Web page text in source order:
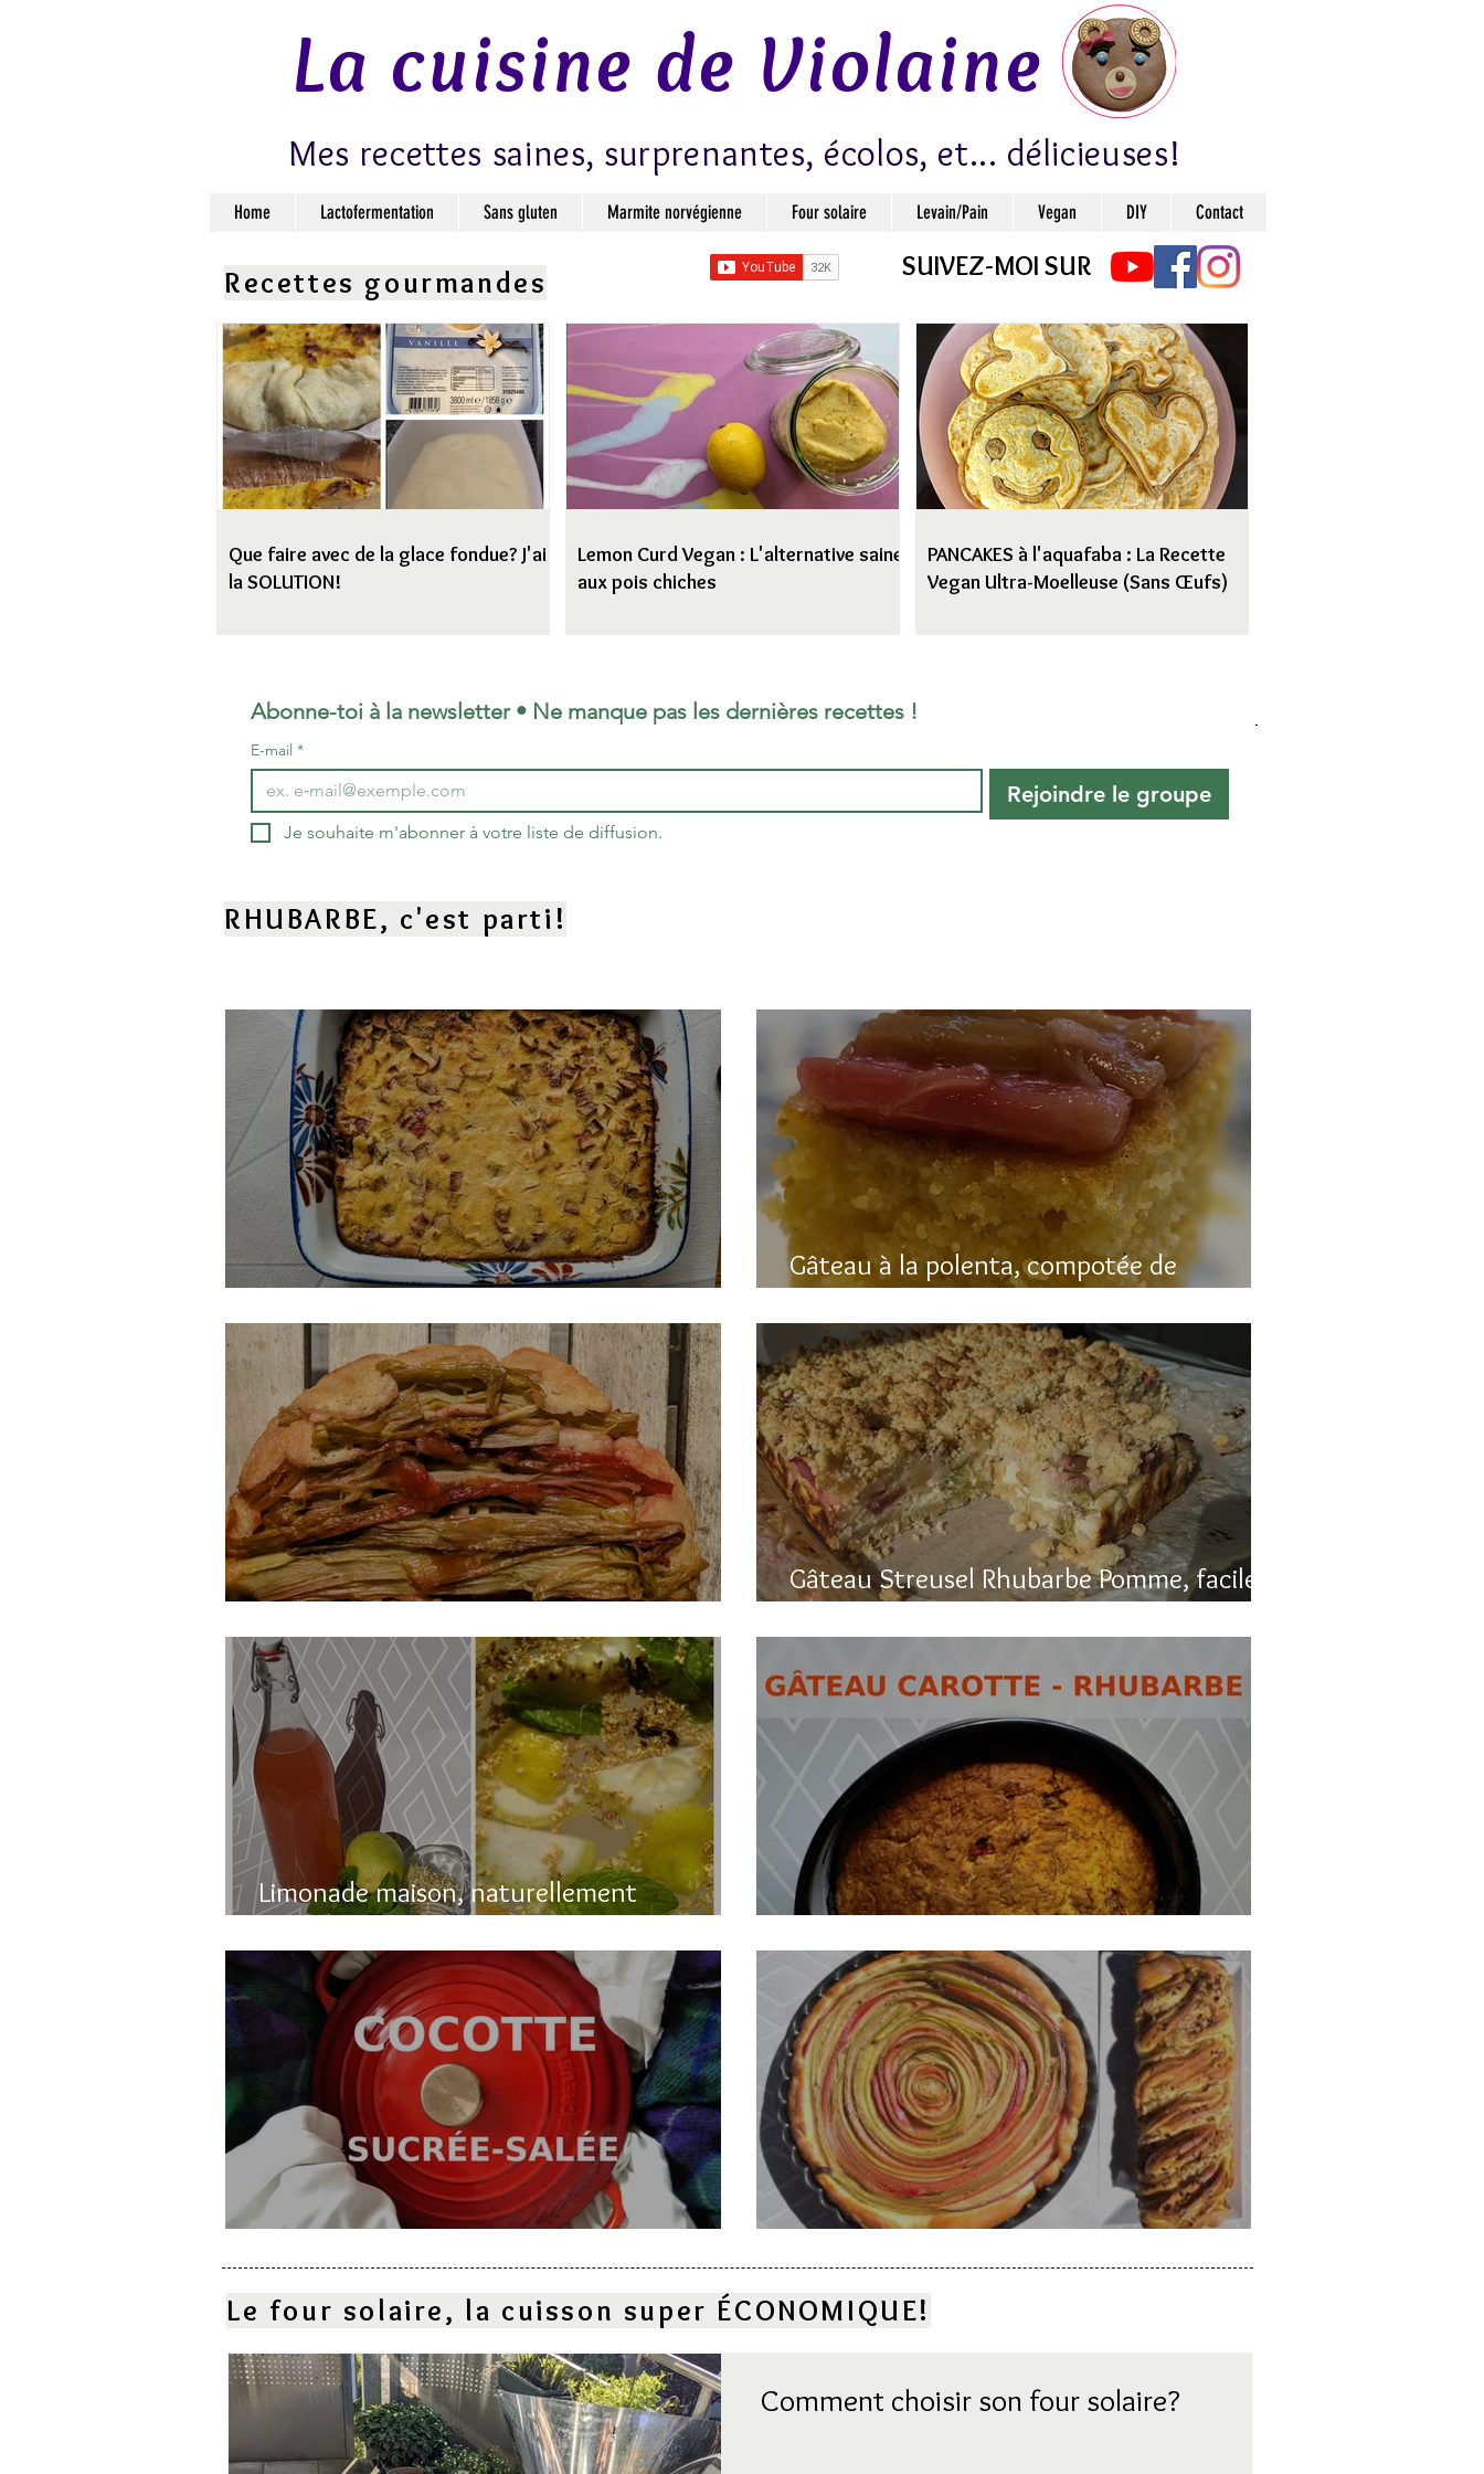
La cuisine de Violaine
Mes recettes saines, surprenantes, écolos, et... délicieuses!
Home Lactofermentation Sans gluten Marmite norvégienne Four solaire Levain/Pain Vegan DIY Contact
Recettes gourmandes SUIVEZ-MOI SUR
Que faire avec de la glace fondue? J'ai
la SOLUTION!
Lemon Curd Vegan : L'alternative saine
aux pois chiches
PANCAKES à l'aquafaba : La Recette
Vegan Ultra-Moelleuse (Sans Œufs)
Abonne-toi à la newsletter • Ne manque pas les dernières recettes !
E-mail *
Rejoindre le groupe
Je souhaite m'abonner à votre liste de diffusion.
RHUBARBE, c'est parti!
Gâteau suisse à la rhubarbe (avec polenta)
Gâteau à la polenta, compotée de
rhubarbe (sans gluten)
Gâteau renversé à la rhubarbe
Gâteau Streusel Rhubarbe Pomme, facile
et hyper bon!
Limonade maison, naturellement
pétillante!!!
Gâteau printanier, carotte et rhubarbe
Cocotte sucrée-salée Deux gâteaux à la rhubarbe
Comment choisir son four solaire?
Le four solaire, la cuisson super ÉCONOMIQUE!